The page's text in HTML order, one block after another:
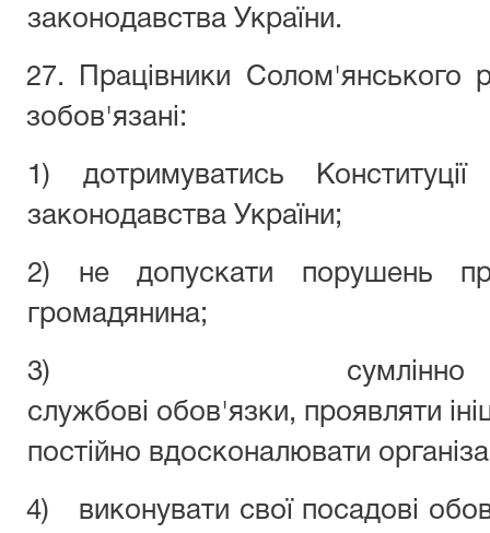
законодавства України.
27. Працівники Солом'янського
зобов'язані:
1) дотримуватись
законодавства України;
2) не допускати порушень
громадянина;
3) сумлінно
службові обов'язки, проявляти
постійно вдосконалювати
4) виконувати свої посадові